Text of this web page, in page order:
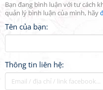
Bạn đang bình luận với tư cách
quản lý bình luận của mình, hãy
Tên của bạn:
Thông tin liên hệ: